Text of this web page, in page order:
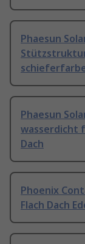
Phaesun
Phaesun
wasserdicht
Dach
Phoenix
Flach Dach